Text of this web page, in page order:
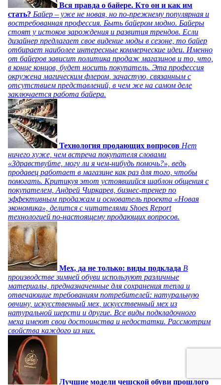
Вся правда о байере. Кто он и как им
стать? Байер – уже не новая, но по-прежнему популярная и
востребованная профессия. Быть байером модно. Байеры
стоят у истоков зарождения и развития трендов. Если
дизайнер предлагает свое видение моды в сезоне, то байер
отбирает наиболее интересные коммерческие идеи. Именно
от байеров зависит политика продаж магазинов и то, что,
в конце концов, будет носить покупатель. Эта профессия
окружена магическим флером, зачастую, связанным с
отсутствием представлений, в чем же на самом деле
заключается работа байера.
Технология продающих вопросов Нет
ничего хуже, чем встреча покупателя словами
«Здравствуйте, могу ли я чем-нибудь помочь?», ведь
продавец работает в магазине как раз для того, чтобы
помогать. Критикуя этот устоявшийся шаблон общения с
покупателем, Андрей Чиркарев, бизнес-тренер по
эффективным продажам и основатель проекта «Новая
экономика», делится с читателями Shoes Report
технологией по-настоящему продающих вопросов.
Мех, да не только: виды подклада В
производстве зимней обуви используют различные
материалы, предназначенные для сохранения тепла и
отвечающие требованиям потребителей: натуральную
овчину, искусственный мех, искусственный мех из
натуральной шерсти и другие. Все виды подкладочного
меха имеют свои достоинства и недостатки. Рассмотрим
свойства каждого из них.
Лучшие модели чешской обуви прошлого